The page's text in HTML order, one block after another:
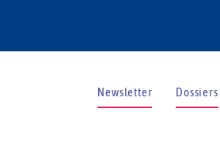
Newsletter Dossiers